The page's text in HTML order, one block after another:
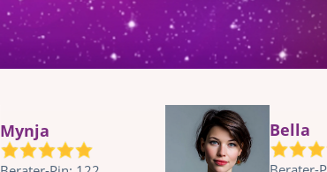
Mynja Bella